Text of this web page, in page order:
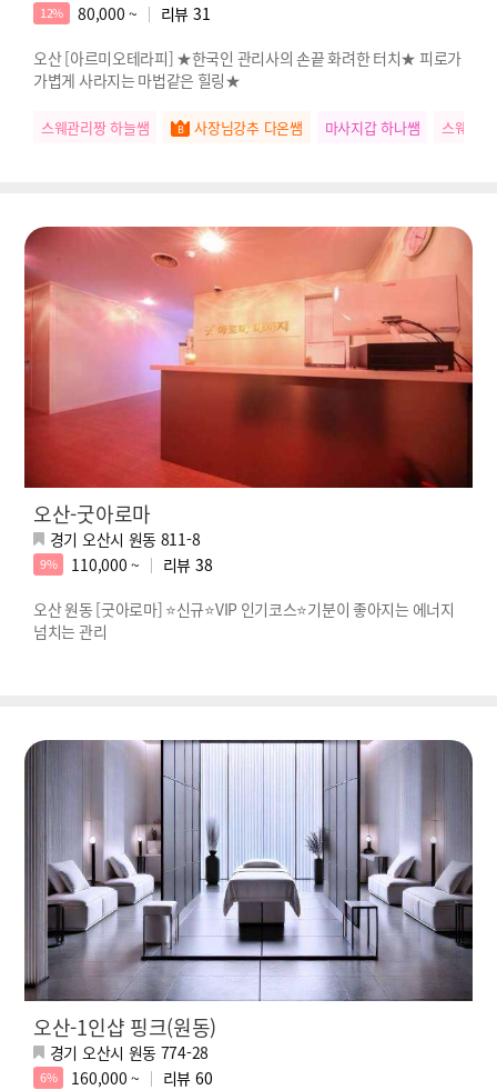
12% 80,000 ~ 리뷰 31
오산 [아르미오테라피] ★한국인 관리사의 손끝 화려한 터치★ 피로가
가볍게 사라지는 마법같은 힐링★
스웨관리짱 하늘쌤 사장님강추 다온쌤 마사지갑 하나쌤 스웨관
오산-굿아로마
경기 오산시 원동 811-8
9% 110,000 ~ 리뷰 38
오산 원동 [굿아로마] ⭐신규⭐VIP 인기코스⭐기분이 좋아지는 에너지
넘치는 관리
오산-1인샵 핑크(원동)
경기 오산시 원동 774-28
6% 160,000 ~ 리뷰 60